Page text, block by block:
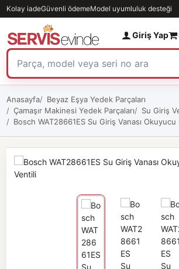
Kolay iadeGüvenli ödemeModel uyumluluk desteği
Giriş Yap
Anasayfa
Beyaz Eşya Yedek Parçaları
Çamaşır Makinesi Yedek Parçaları
Su Giriş
Bosch WAT28661ES Su Giriş Vanası